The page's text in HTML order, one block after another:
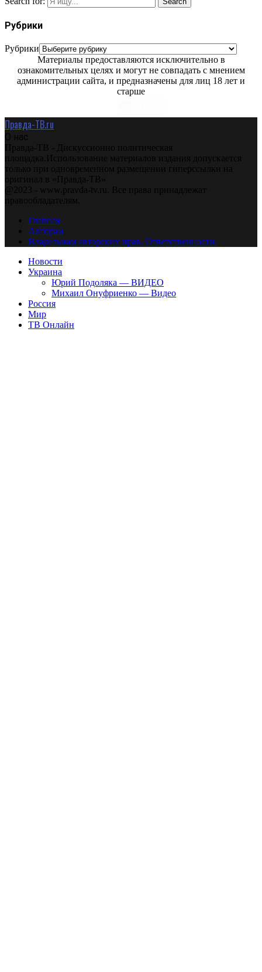
Рубрики
Рубрики
Материалы предоставляются исключительно в
ознакомительных целях и могут не совпадать с мнением
администрации сайта, и предназначены для лиц 18 лет и
старше
Правда-ТВ.ru
О нас
Правда-ТВ - Дискуссионно политическая
площадка.Использование материалов издания допускается
только при одновременном размещении гиперссылки на
оригинал в «Правда-ТВ»
@2023 - www.pravda-tv.ru. Все права принадлежат
правообладателям.
Главная
Авторам
Владельцам авторских прав. Ответственности.
Новости
Украина
Юрий Подоляка — ВИДЕО
Михаил Онуфриенко — Видео
Россия
Мир
ТВ Онлайн